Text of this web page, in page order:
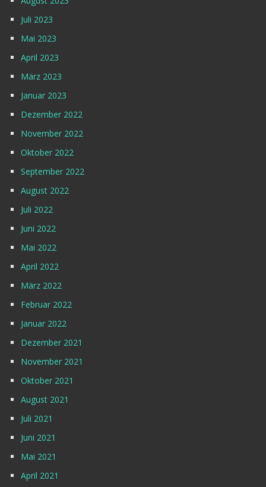
Juli 2023
Mai 2023
April 2023
März 2023
Januar 2023
Dezember 2022
November 2022
Oktober 2022
September 2022
August 2022
Juli 2022
Juni 2022
Mai 2022
April 2022
März 2022
Februar 2022
Januar 2022
Dezember 2021
November 2021
Oktober 2021
August 2021
Juli 2021
Juni 2021
Mai 2021
April 2021